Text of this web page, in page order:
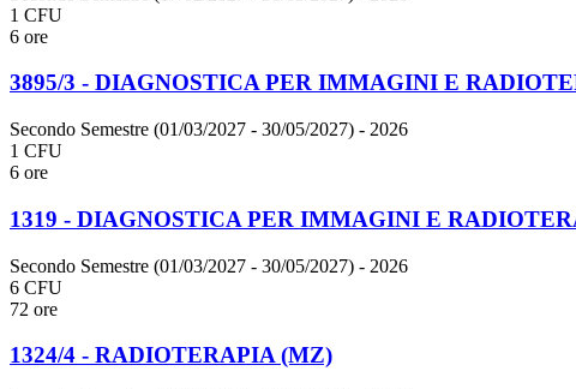
1 CFU
6 ore
3895/3 - DIAGNOSTICA PER IMMAGINI E
Secondo Semestre (01/03/2027 - 30/05/2027) - 2026
1 CFU
6 ore
1319 - DIAGNOSTICA PER IMMAGINI E
Secondo Semestre (01/03/2027 - 30/05/2027) - 2026
6 CFU
72 ore
1324/4 - RADIOTERAPIA (MZ)